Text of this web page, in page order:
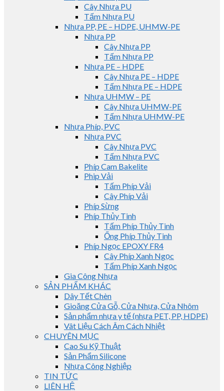
Cây Nhựa PU
Tấm Nhựa PU
Nhựa PP, PE – HDPE, UHMW-PE
Nhựa PP
Cây Nhựa PP
Tấm Nhựa PP
Nhựa PE – HDPE
Cây Nhựa PE – HDPE
Tấm Nhựa PE – HDPE
Nhựa UHMW – PE
Cây Nhựa UHMW-PE
Tấm Nhựa UHMW-PE
Nhựa Phíp, PVC
Nhựa PVC
Cây Nhựa PVC
Tấm Nhựa PVC
Phíp Cam Bakelite
Phip Vải
Tấm Phíp Vải
Cây Phíp Vải
Phíp Sừng
Phíp Thủy Tinh
Tấm Phíp Thủy Tinh
Ống Phíp Thủy Tinh
Phíp Ngọc EPOXY FR4
Cây Phíp Xanh Ngọc
Tấm Phíp Xanh Ngọc
Gia Công Nhựa
SẢN PHẨM KHÁC
Dây Tết Chèn
Gioăng Cửa Gỗ, Cửa Nhựa, Cửa Nhôm
Sản phẩm nhựa y tế (nhựa PET, PP, HDPE)
Vât Liệu Cách Âm Cách Nhiệt
CHUYÊN MỤC
Cao Su Kỹ Thuật
Sản Phẩm Silicone
Nhựa Công Nghiệp
TIN TỨC
LIÊN HỆ